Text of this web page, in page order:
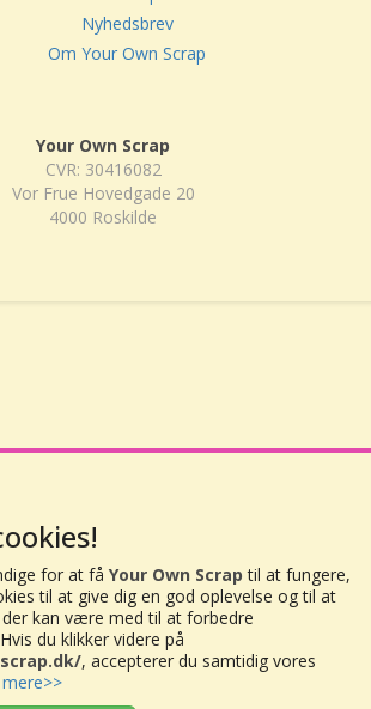
Nyhedsbrev
Om Your Own Scrap
Your Own Scrap
CVR: 30416082
Vor Frue Hovedgade 20
4000 Roskilde
for at få Your Own Scrap til at fungere,
til at give dig en god oplevelse og til at
kan være med til at forbedre
du klikker videre på
, accepterer du samtidig vores